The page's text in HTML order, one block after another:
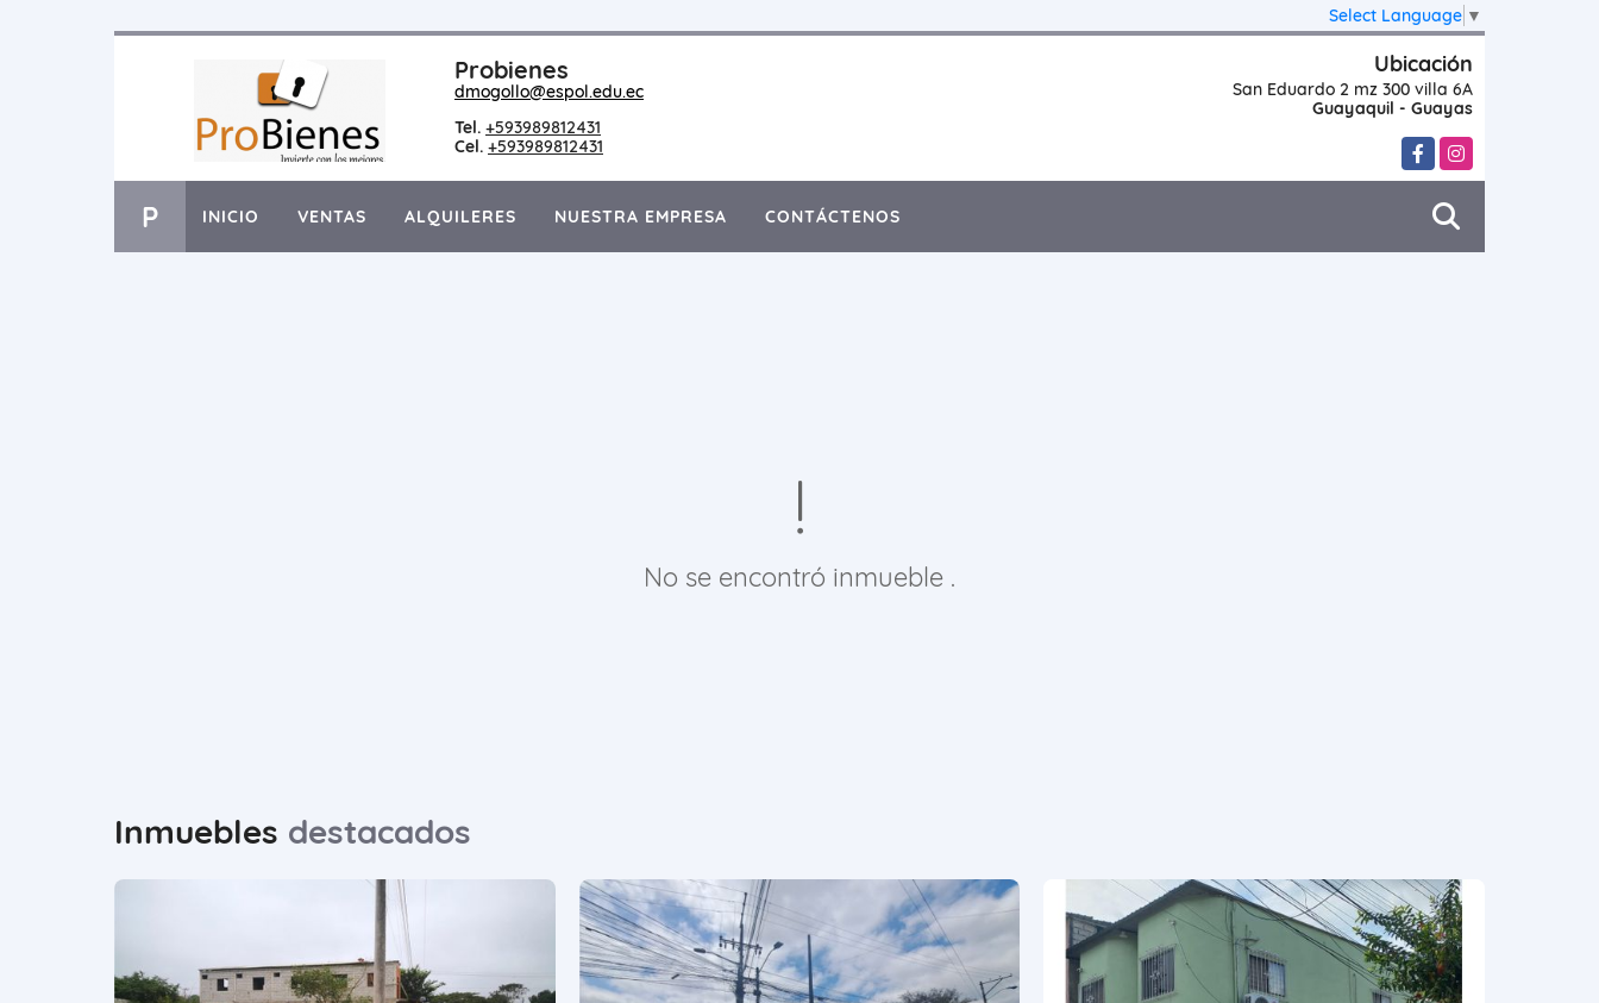
Select Language ▼
Probienes
dmogollo@espol.edu.ec
Tel. +593989812431
Cel. +593989812431
Ubicación
San Eduardo 2 mz 300 villa 6A
Guayaquil - Guayas
FacebookInstagram
P INICIO VENTAS ALQUILERES NUESTRA EMPRESA CONTÁCTENOS
No se encontró inmueble .
Inmuebles destacados